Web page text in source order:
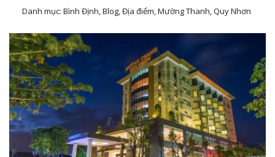
Danh mục: Bình Định, Blog, Địa điểm, Mường Thanh, Quy Nhơn